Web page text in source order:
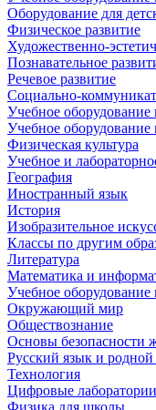
Оборудование для
Физическое развитие
Художественно-
Познавательное
Речевое развитие
Социально-
Учебное
Учебное оборудование
Физическая культура
Учебное и
География
Иностранный язык
История
Изобразительное
Классы по другим
Литература
Математика и
Учебное оборудование
Окружающий мир
Обществознание
Основы безопасности
Русский язык и родной
Технология
Цифровые
Физика для школы